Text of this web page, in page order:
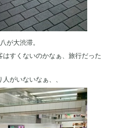
が大渋滞。
はすくないのかなぁ、旅行だった
がいないなぁ、、